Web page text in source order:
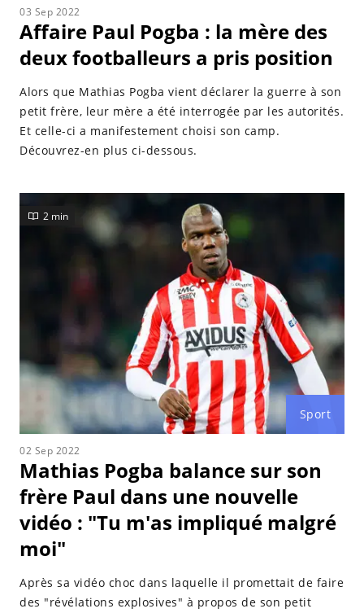
03 Sep 2022
Affaire Paul Pogba : la mère des
deux footballeurs a pris position
Alors que Mathias Pogba vient déclarer la guerre à son
petit frère, leur mère a été interrogée par les autorités.
Et celle-ci a manifestement choisi son camp.
Découvrez-en plus ci-dessous.
Sport
2 min
02 Sep 2022
Mathias Pogba balance sur son
frère Paul dans une nouvelle
vidéo : "Tu m'as impliqué malgré
moi"
Après sa vidéo choc dans laquelle il promettait de faire
des "révélations explosives" à propos de son petit